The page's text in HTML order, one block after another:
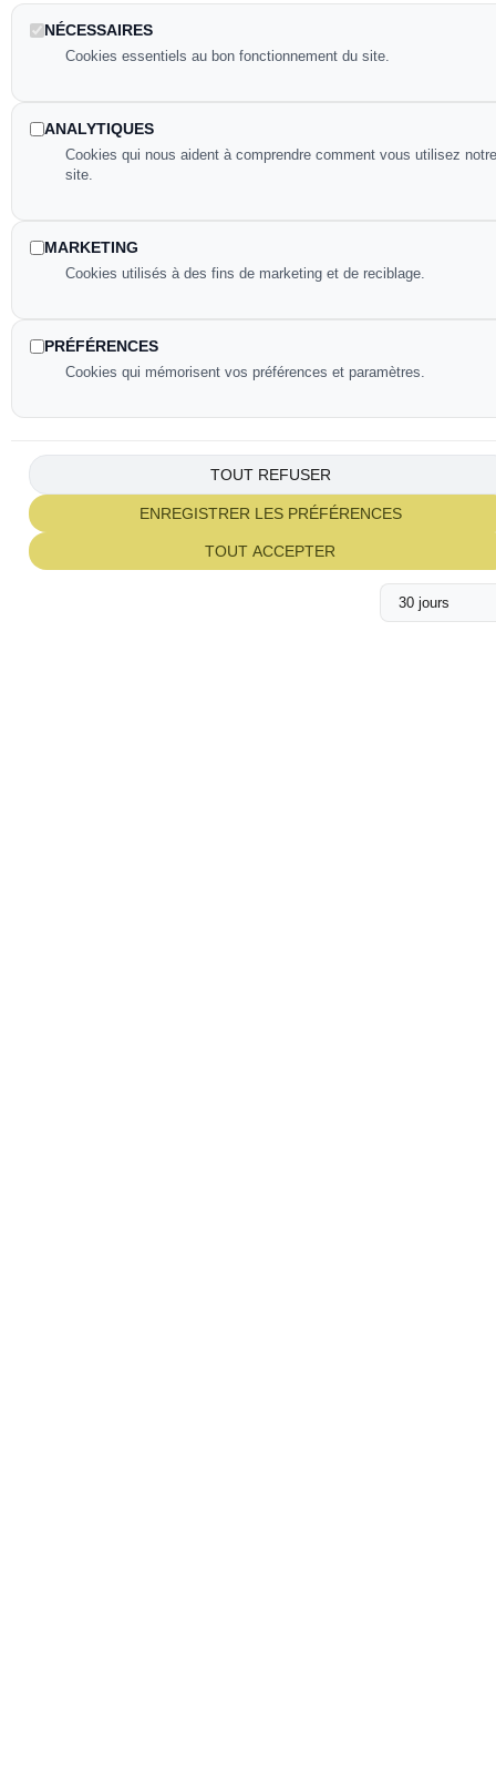
Galerie : découvrez notre
hébergement à Yvrac
Plongez dans l’ambiance de notre hébergement tout confort
près de Bordeaux à travers quelques images :
nous.
NÉCESSAIRES
Cookies essentiels au bon fonctionnement du site.
ANALYTIQUES
Cookies qui nous aident à comprendre comment vous utilisez notre
site.
MARKETING
Cookies utilisés à des fins de marketing et de reciblage.
PRÉFÉRENCES
Cookies qui mémorisent vos préférences et paramètres.
TOUT REFUSER
ENREGISTRER LES PRÉFÉRENCES
TOUT ACCEPTER
MEILLEUR TARIF